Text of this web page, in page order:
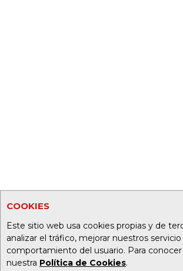
COOKIES
Este sitio web usa cookies propias y de
analizar el tráfico, mejorar nuestros
comportamiento del usuario. Para conocer
nuestra Política de Cookies.